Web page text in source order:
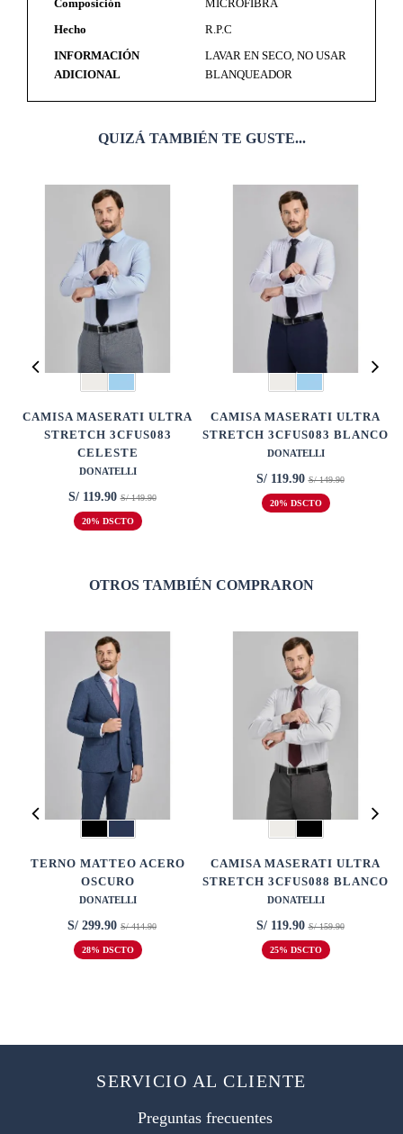
Composición
MICROFIBRA
Hecho
R.P.C
INFORMACIÓN
ADICIONAL
LAVAR EN SECO, NO USAR
BLANQUEADOR
QUIZÁ TAMBIÉN TE GUSTE...
CAMISA MASERATI ULTRA
STRETCH 3CFUS083
CELESTE
DONATELLI
S/ 119.90 S/ 149.90
20% DSCTO
CAMISA MASERATI ULTRA
STRETCH 3CFUS083 BLANCO
DONATELLI
S/ 119.90 S/ 149.90
20% DSCTO
OTROS TAMBIÉN COMPRARON
TERNO MATTEO ACERO
OSCURO
DONATELLI
S/ 299.90 S/ 414.90
28% DSCTO
CAMISA MASERATI ULTRA
STRETCH 3CFUS088 BLANCO
DONATELLI
S/ 119.90 S/ 159.90
25% DSCTO
SERVICIO AL CLIENTE
Preguntas frecuentes